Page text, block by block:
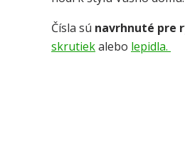
Čísla sú navrhnuté pre
skrutiekalebo lepidla.